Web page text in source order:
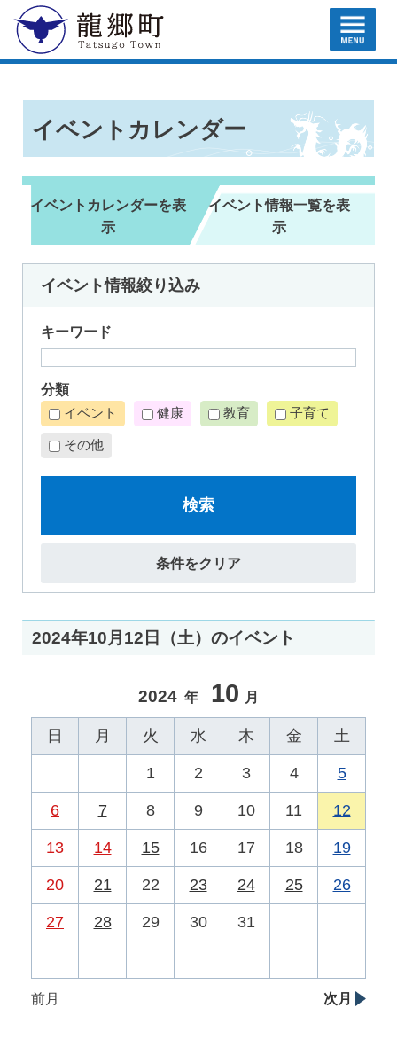
龍郷町 MENU
イベントカレンダー
イベントカレンダーを表
示
イベント情報一覧を表
示
イベント情報絞り込み
キーワード
分類
イベント 健康 教育 子育て
その他
検索
条件をクリア
2024年10月12日（土）のイベント
2024 年 10 月
日 月 火 水 木 金 土
1 2 3 4 5
6 7 8 9 10 11 12
13 14 15 16 17 18 19
20 21 22 23 24 25 26
27 28 29 30 31
前月 次月